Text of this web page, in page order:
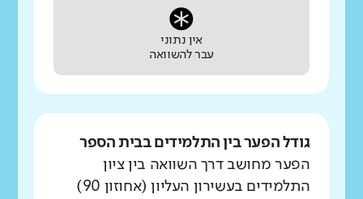
אין נתוני
עבר להשוואה
גודל הפער בין התלמידים בבית הספר
הפער מחושב דרך השוואה בין ציון
התלמידים בעשירון העליון (אחוזון 90)